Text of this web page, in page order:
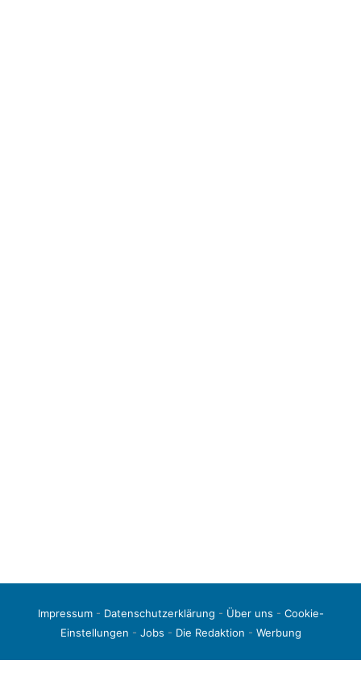
Impressum- Datenschutzerklärung - Über uns - Cookie-
Einstellungen - Jobs - Die Redaktion - Werbung